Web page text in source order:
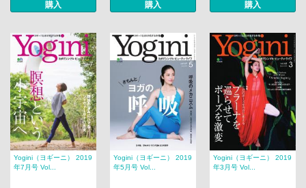
購入 購入 購入
Yogini（ヨギーニ） 2019
年7月号 Vol...
Yogini（ヨギーニ） 2019
年5月号 Vol...
Yogini（ヨギーニ） 2019
年3月号 Vol...